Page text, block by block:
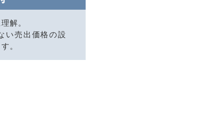
解。
い売出価格の設
。